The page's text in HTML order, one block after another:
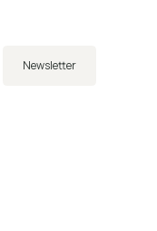
Newsletter